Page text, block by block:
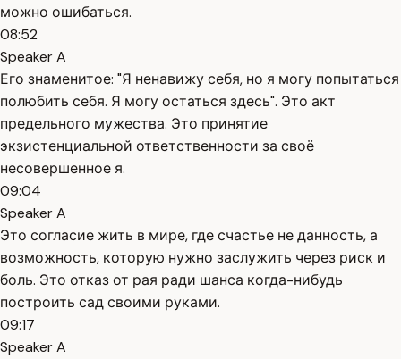
можно ошибаться.
08:52
Speaker A
Его знаменитое: "Я ненавижу себя, но я могу попытаться
полюбить себя. Я могу остаться здесь". Это акт
предельного мужества. Это принятие
экзистенциальной ответственности за своё
несовершенное я.
09:04
Speaker A
Это согласие жить в мире, где счастье не данность, а
возможность, которую нужно заслужить через риск и
боль. Это отказ от рая ради шанса когда-нибудь
построить сад своими руками.
09:17
Speaker A